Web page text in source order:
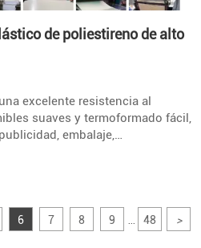
de poliestireno de alto
excelente resistencia al
suaves y termoformado fácil,
embalaje,
de exhibición.
6 7 8 9 48 >